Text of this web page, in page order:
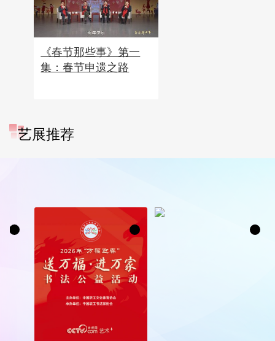
《春节那些事》第一
集：春节申遗之路
艺展推荐